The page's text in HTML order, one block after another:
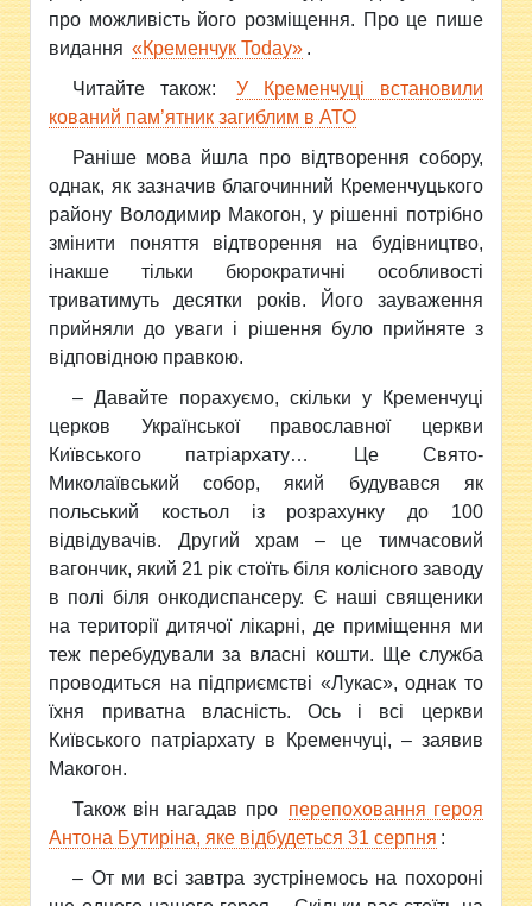
про можливість його розміщення. Про це пише
видання «Кременчук Today» .
Читайте також:
У Кременчуці встановили
кований пам’ятник загиблим в АТО
Раніше мова йшла про відтворення собору,
однак, як зазначив благочинний Кременчуцького
району Володимир Макогон, у рішенні потрібно
змінити поняття відтворення на будівництво,
інакше тільки бюрократичні особливості
триватимуть десятки років. Його зауваження
прийняли до уваги і рішення було прийняте з
відповідною правкою.
– Давайте порахуємо, скільки у Кременчуці
церков Української православної церкви
Київського патріархату… Це Свято-
Миколаївський собор, який будувався як
польський костьол із розрахунку до 100
відвідувачів. Другий храм – це тимчасовий
вагончик, який 21 рік стоїть біля колісного заводу
в полі біля онкодиспансеру. Є наші священики
на території дитячої лікарні, де приміщення ми
теж перебудували за власні кошти. Ще служба
проводиться на підприємстві «Лукас», однак то
їхня приватна власність. Ось і всі церкви
Київського патріархату в Кременчуці, – заявив
Макогон.
Також він нагадав про перепоховання героя
Антона Бутиріна, яке відбудеться 31 серпня :
– От ми всі завтра зустрінемось на похороні